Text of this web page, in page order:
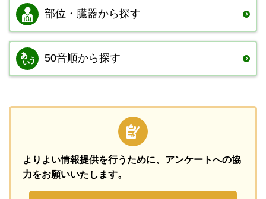
部位・臓器から探す
50音順から探す
よりよい情報提供を行うために、 アンケートへの協
力をお願いいたします。